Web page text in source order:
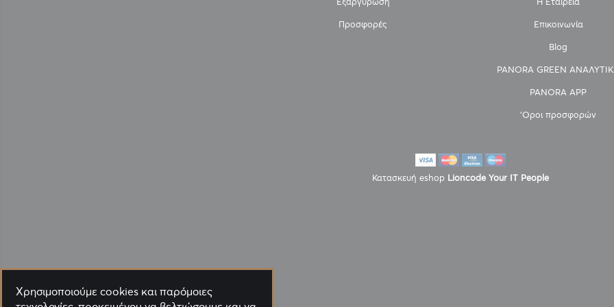
Προσφορές
Επικοινωνία
Blog
PANORA GREEN
PANORA APP
'Οροι προσφορών
Κατασκευή eshop Lioncode Your IT People
Χρησιμοποιούμε cookies και παρόμοιες